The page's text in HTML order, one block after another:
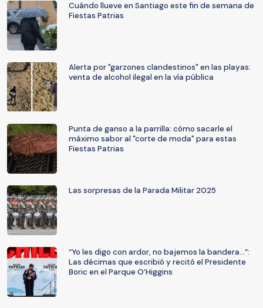
Cuándo llueve en Santiago este fin de semana de
Fiestas Patrias
Alerta por "garzones clandestinos" en las playas:
venta de alcohol ilegal en la vía pública
Punta de ganso a la parrilla: cómo sacarle el
máximo sabor al "corte de moda" para estas
Fiestas Patrias
Las sorpresas de la Parada Militar 2025
“Yo les digo con ardor, no bajemos la bandera…”:
Las décimas que escribió y recitó el Presidente
Boric en el Parque O’Higgins